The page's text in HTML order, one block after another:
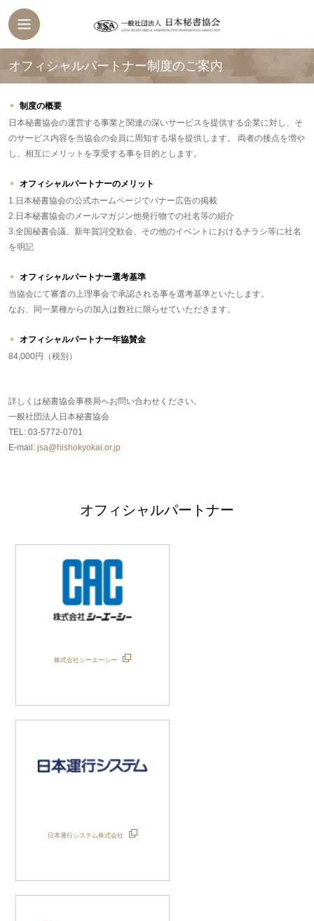
オフィシャルパートナー制度のご案内
制度の概要
日本秘書協会の運営する事業と関連の深いサービスを提供する企業に対し、そ
のサービス内容を当協会の会員に周知する場を提供します。 両者の接点を増や
し、相互にメリットを享受する事を目的とします。
オフィシャルパートナーのメリット
1.日本秘書協会の公式ホームページでバナー広告の掲載
2.日本秘書協会のメールマガジン他発行物での社名等の紹介
3.全国秘書会議、新年賀詞交歓会、その他のイベントにおけるチラシ等に社名
を明記
オフィシャルパートナー選考基準
当協会にて審査の上理事会で承認される事を選考基準といたします。
なお、同一業種からの加入は数社に限らせていただきます。
オフィシャルパートナー年協賛金
84,000円（税別）
詳しくは秘書協会事務局へお問い合わせください。
一般社団法人日本秘書協会
TEL: 03-5772-0701
E-mail: jsa@hishokyokai.or.jp
オフィシャルパートナー
株式会社シーエーシー
日本運行システム株式会社